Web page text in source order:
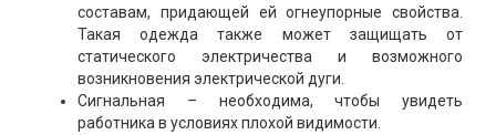
составам, придающей ей огнеупорные свойства.
Такая одежда также может защищать от
статического электричества и возможного
возникновения электрической дуги.
Сигнальная – необходима, чтобы увидеть
работника в условиях плохой видимости.